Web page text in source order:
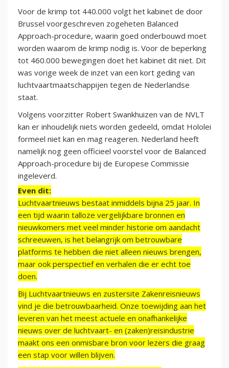
Voor de krimp tot 440.000 volgt het kabinet de door
Brussel voorgeschreven zogeheten Balanced
Approach-procedure, waarin goed onderbouwd moet
worden waarom de krimp nodig is. Voor de beperking
tot 460.000 bewegingen doet het kabinet dit niet. Dit
was vorige week de inzet van een kort geding van
luchtvaartmaatschappijen tegen de Nederlandse
staat.
Volgens voorzitter Robert Swankhuizen van de NVLT
kan er inhoudelijk niets worden gedeeld, omdat Hololei
formeel niet kan en mag reageren. Nederland heeft
namelijk nog geen officieel voorstel voor de Balanced
Approach-procedure bij de Europese Commissie
ingeleverd.
Even dit:
Luchtvaartnieuws bestaat inmiddels bijna 25 jaar. In
een tijd waarin talloze vergelijkbare bronnen en
nieuwkomers met veel minder historie om aandacht
schreeuwen, is het belangrijk om betrouwbare
platforms te hebben die niet alleen nieuws brengen,
maar ook perspectief en verhalen die er echt toe
doen.
Bij Luchtvaartnieuws en zustersite Zakenreisnieuws
vind je die betrouwbaarheid. Onze toewijding aan het
leveren van het meest actuele en onafhankelijke
nieuws over de luchtvaart- en (zaken)reisindustrie
maakt ons een onmisbare bron voor lezers die graag
een stap voor willen blijven.